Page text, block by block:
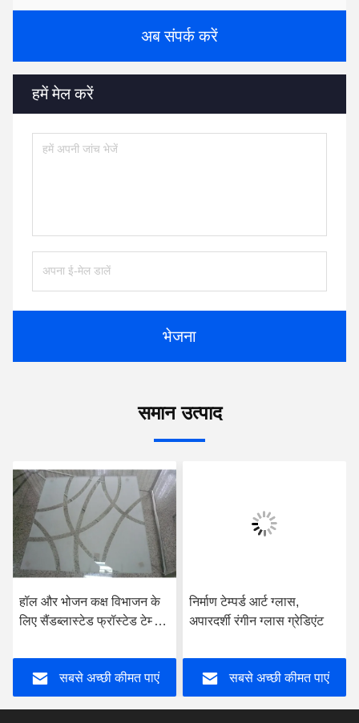
अब संपर्क करें
हमें मेल करें
भेजना
समान उत्पाद
हॉल और भोजन कक्ष विभाजन के
लिए सैंडब्लास्टेड फ्रॉस्टेड टेम्पर्ड
सबसे अच्छी कीमत पाएं
निर्माण टेम्पर्ड आर्ट ग्लास,
अपारदर्शी रंगीन ग्लास ग्रेडिएंट
सबसे अच्छी कीमत पाएं